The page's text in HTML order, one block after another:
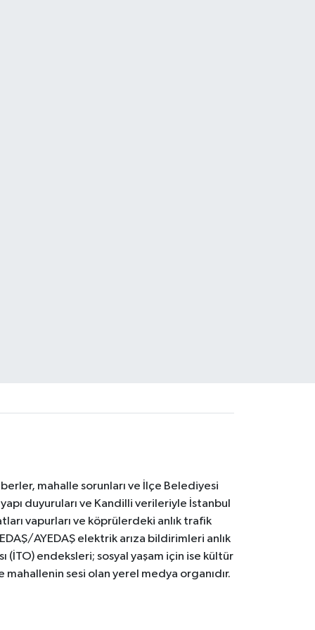
mahalle sorunları ve İlçe Belediyesi
duyuruları ve Kandilli verileriyle İstanbul
vapurları ve köprülerdeki anlık trafik
AYEDAŞ elektrik arıza bildirimleri anlık
(İTO) endeksleri; sosyal yaşam için ise kültür
sesi olan yerel medya organıdır.